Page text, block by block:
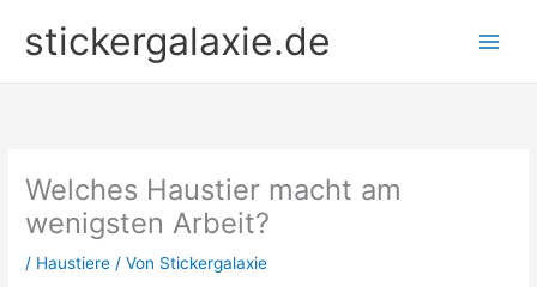
Inhaltstickergalaxie.de
Welches Haustier macht am
wenigsten Arbeit?
/ Haustiere / Von Stickergalaxie